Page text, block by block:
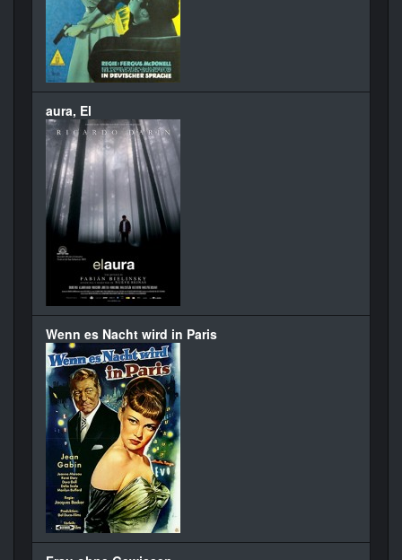
aura, El
Wenn es Nacht wird in Paris